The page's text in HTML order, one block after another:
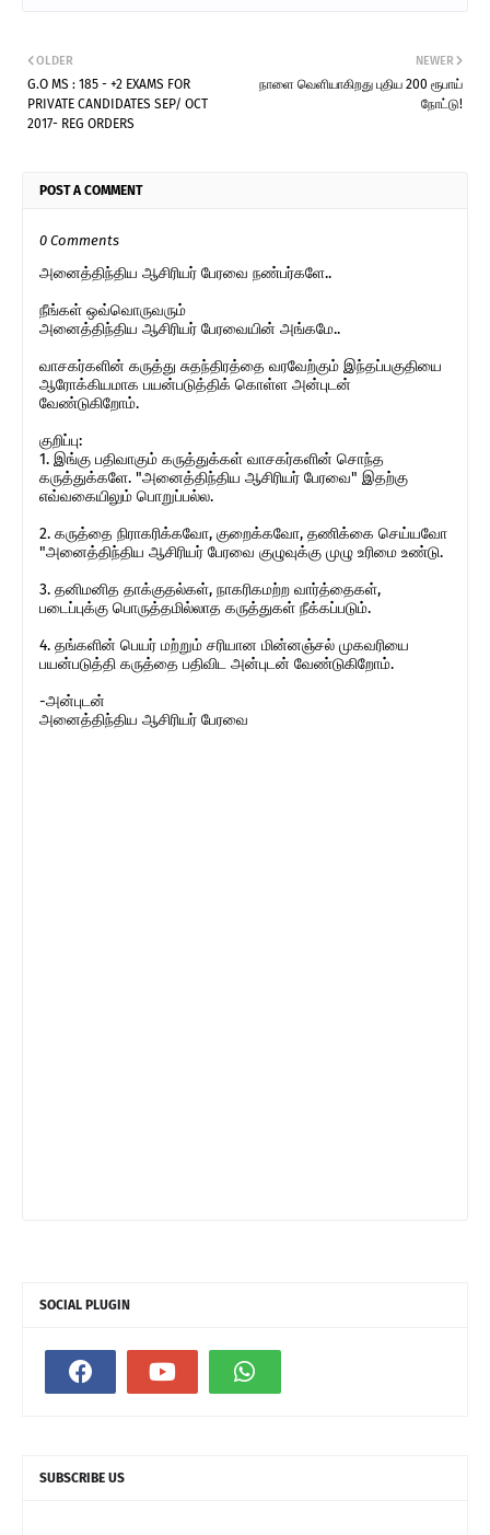
NEWER
நாளை வெளியாகிறது புதிய 200 ரூபாய்
நோட்டு!
OLDER
G.O MS : 185 - +2 EXAMS FOR
PRIVATE CANDIDATES SEP/ OCT
2017- REG ORDERS
POST A COMMENT
0 Comments
அனைத்திந்திய ஆசிரியர் பேரவை நண்பர்களே..
நீங்கள் ஒவ்வொருவரும்
அனைத்திந்திய ஆசிரியர் பேரவையின் அங்கமே..
வாசகர்களின் கருத்து சுதந்திரத்தை வரவேற்கும் இந்தப்பகுதியை
ஆரோக்கியமாக பயன்படுத்திக் கொள்ள அன்புடன்
வேண்டுகிறோம்.
குறிப்பு:
1. இங்கு பதிவாகும் கருத்துக்கள் வாசகர்களின் சொந்த
கருத்துக்களே. "அனைத்திந்திய ஆசிரியர் பேரவை" இதற்கு
எவ்வகையிலும் பொறுப்பல்ல.
2. கருத்தை நிராகரிக்கவோ, குறைக்கவோ, தணிக்கை செய்யவோ
"அனைத்திந்திய ஆசிரியர் பேரவை குழுவுக்கு முழு உரிமை உண்டு.
3. தனிமனித தாக்குதல்கள், நாகரிகமற்ற வார்த்தைகள்,
படைப்புக்கு பொருத்தமில்லாத கருத்துகள் நீக்கப்படும்.
4. தங்களின் பெயர் மற்றும் சரியான மின்னஞ்சல் முகவரியை
பயன்படுத்தி கருத்தை பதிவிட அன்புடன் வேண்டுகிறோம்.
-அன்புடன்
அனைத்திந்திய ஆசிரியர் பேரவை
SOCIAL PLUGIN
SUBSCRIBE US